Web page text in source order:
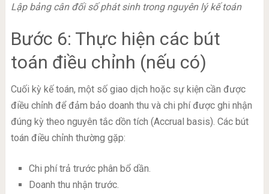
Lập bảng cân đối số phát sinh trong nguyên lý kế toán
Bước 6: Thực hiện các bút
toán điều chỉnh (nếu có)
Cuối kỳ kế toán, một số giao dịch hoặc sự kiện cần được
điều chỉnh để đảm bảo doanh thu và chi phí được ghi nhận
đúng kỳ theo nguyên tắc dồn tích (Accrual basis). Các bút
toán điều chỉnh thường gặp:
Chi phí trả trước phân bổ dần.
Doanh thu nhận trước.